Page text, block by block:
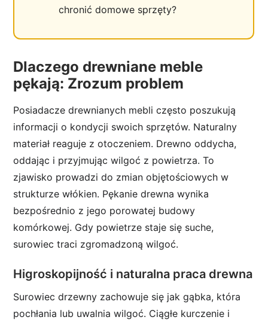
chronić domowe sprzęty?
Dlaczego drewniane meble
pękają: Zrozum problem
Posiadacze drewnianych mebli często poszukują
informacji o kondycji swoich sprzętów. Naturalny
materiał reaguje z otoczeniem. Drewno oddycha,
oddając i przyjmując wilgoć z powietrza. To
zjawisko prowadzi do zmian objętościowych w
strukturze włókien. Pękanie drewna wynika
bezpośrednio z jego porowatej budowy
komórkowej. Gdy powietrze staje się suche,
surowiec traci zgromadzoną wilgoć.
Higroskopijność i naturalna praca drewna
Surowiec drzewny zachowuje się jak gąbka, która
pochłania lub uwalnia wilgoć. Ciągłe kurczenie i